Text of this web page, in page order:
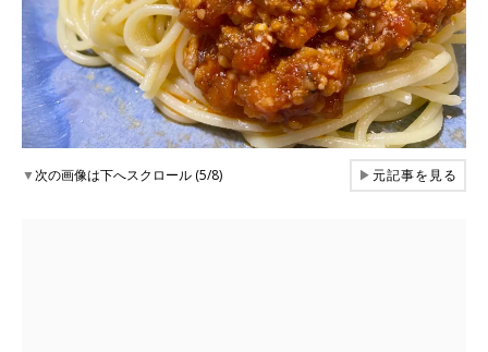
▼次の画像は下へスクロール (5/8) ▶元記事を見る